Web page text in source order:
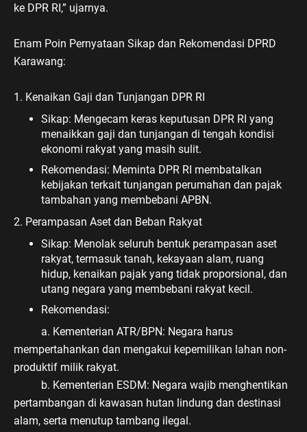
ke DPR RI,” ujarnya.
Enam Poin Pernyataan Sikap dan Rekomendasi DPRD
Karawang:
1. Kenaikan Gaji dan Tunjangan DPR RI
Sikap: Mengecam keras keputusan DPR RI yang
menaikkan gaji dan tunjangan di tengah kondisi
ekonomi rakyat yang masih sulit.
Rekomendasi: Meminta DPR RI membatalkan
kebijakan terkait tunjangan perumahan dan pajak
tambahan yang membebani APBN.
2. Perampasan Aset dan Beban Rakyat
Sikap: Menolak seluruh bentuk perampasan aset
rakyat, termasuk tanah, kekayaan alam, ruang
hidup, kenaikan pajak yang tidak proporsional, dan
utang negara yang membebani rakyat kecil.
Rekomendasi:
a. Kementerian ATR/BPN: Negara harus
mempertahankan dan mengakui kepemilikan lahan non-
produktif milik rakyat.
b. Kementerian ESDM: Negara wajib menghentikan
pertambangan di kawasan hutan lindung dan destinasi
alam, serta menutup tambang ilegal.